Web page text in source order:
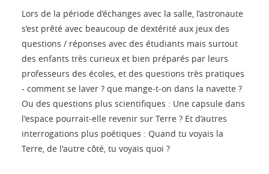
Lors de la période d’échanges avec la salle, l’astronaute
s’est prêté avec beaucoup de dextérité aux jeux des
questions / réponses avec des étudiants mais surtout
des enfants très curieux et bien préparés par leurs
professeurs des écoles, et des questions très pratiques
- comment se laver ? que mange-t-on dans la navette ?
Ou des questions plus scientifiques : Une capsule dans
l'espace pourrait-elle revenir sur Terre ? Et d’autres
interrogations plus poétiques : Quand tu voyais la
Terre, de l'autre côté, tu voyais quoi ?